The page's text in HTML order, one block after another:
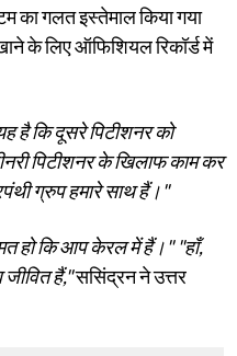
का गलत इस्तेमाल किया गया
के लिए ऑफिशियल रिकॉर्ड में
है कि दूसरे पिटीशनर को
पिटीशनर के खिलाफ काम कर
ग्रुप हमारे साथ हैं।"
हो कि आप केरल में हैं।" "हाँ,
हैं,"ससिंद्रन ने उत्तर